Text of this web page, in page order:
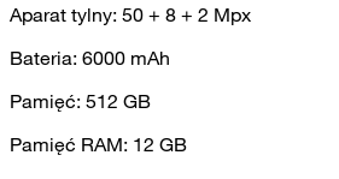
Aparat tylny: 50 + 8 + 2 Mpx
Bateria: 6000 mAh
Pamięć: 512 GB
Pamięć RAM: 12 GB